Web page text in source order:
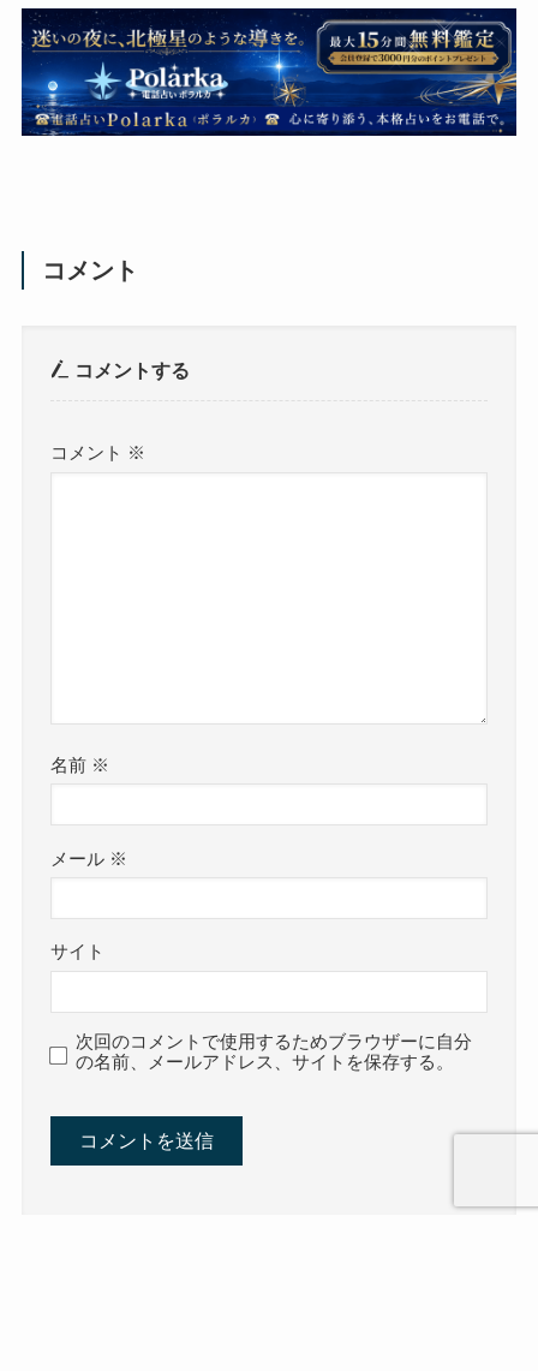
コメント
コメントする
コメント ※
名前 ※
メール ※
サイト
次回のコメントで使用するためブラウザーに自分
の名前、メールアドレス、サイトを保存する。